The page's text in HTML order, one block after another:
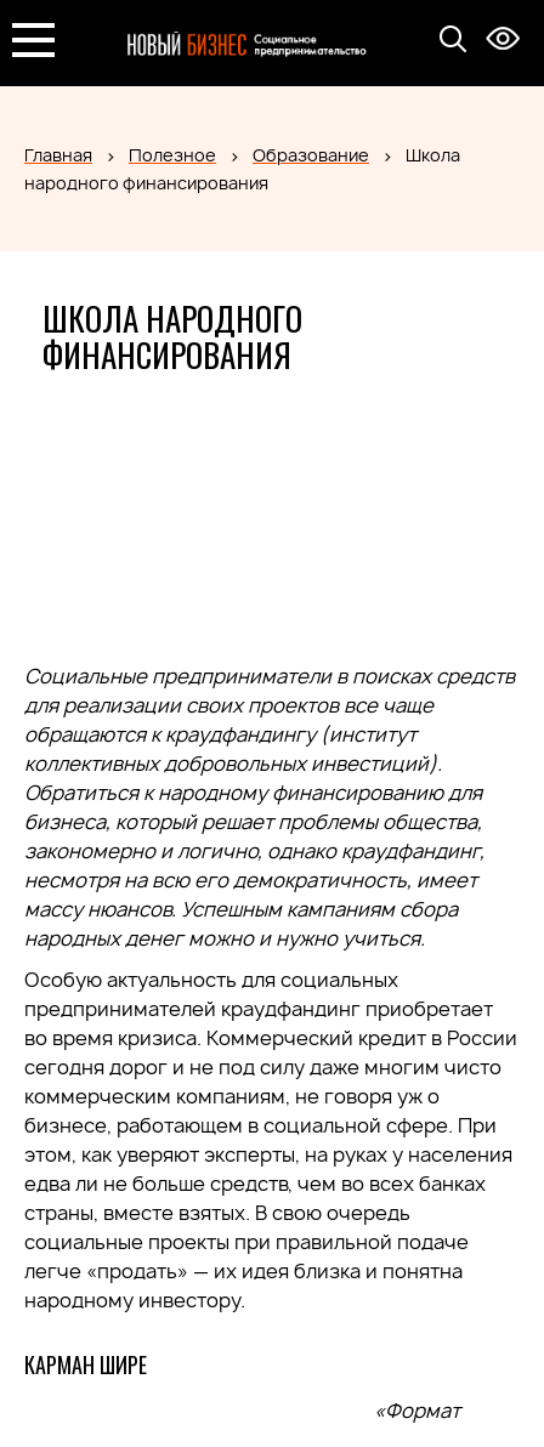
Главная Полезное Образование
Школа
народного финансирования
ШКОЛА НАРОДНОГО
ФИНАНСИРОВАНИЯ
Социальные предприниматели в поисках средств
для реализации своих проектов все чаще
обращаются к краудфандингу (институт
коллективных добровольных инвестиций).
Обратиться к народному финансированию для
бизнеса, который решает проблемы общества,
закономерно и логично, однако краудфандинг,
несмотря на всю его демократичность, имеет
массу нюансов. Успешным кампаниям сбора
народных денег можно и нужно учиться.
Особую актуальность для социальных
предпринимателей краудфандинг приобретает
во время кризиса. Коммерческий кредит в России
сегодня дорог и не под силу даже многим чисто
коммерческим компаниям, не говоря уж о
бизнесе, работающем в социальной сфере. При
этом, как уверяют эксперты, на руках у населения
едва ли не больше средств, чем во всех банках
страны, вместе взятых. В свою очередь
социальные проекты при правильной подаче
легче «продать» — их идея близка и понятна
народному инвестору.
КАРМАН ШИРЕ
«Формат